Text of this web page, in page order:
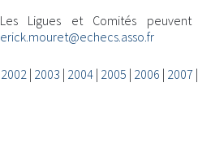
Les Ligues et Comités
erick.mouret@echecs.asso.fr
2002| 2003 | 2004| 2005 | 2006 | 2007 |